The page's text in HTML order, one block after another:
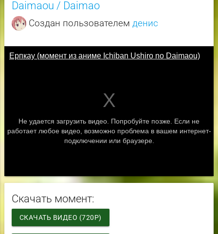
Daimaou / Daimao
Создан пользователем денис
Скачать момент:
СКАЧАТЬ ВИДЕО (720P)